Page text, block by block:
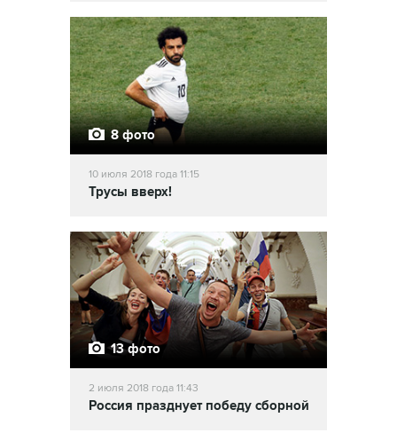
8 фото
10 июля 2018 года 11:15
Трусы вверх!
13 фото
2 июля 2018 года 11:43
Россия празднует победу сборной